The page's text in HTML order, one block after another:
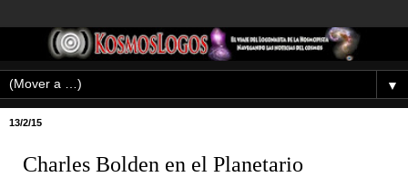
▼
13/2/15
Charles Bolden en el Planetario